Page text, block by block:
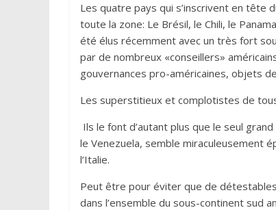
Les quatre pays qui s’inscrivent en tête
toute la zone: Le Brésil, le Chili, le
été élus récemment avec un très fort
par de nombreux «conseillers»
gouvernances pro-américaines, objets
Les superstitieux et complotistes de
Ils le font d’autant plus que le seul
le Venezuela, semble miraculeusement
l’Italie.
Peut être pour éviter que de
dans l’ensemble du sous-continent sud